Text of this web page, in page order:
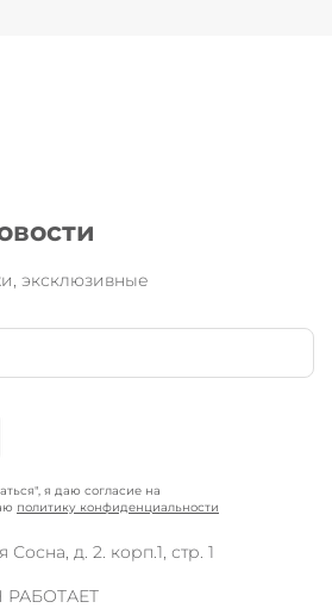
эксклюзивные
я даю согласие на
политику конфиденциальности
д. 2. корп.1, стр. 1